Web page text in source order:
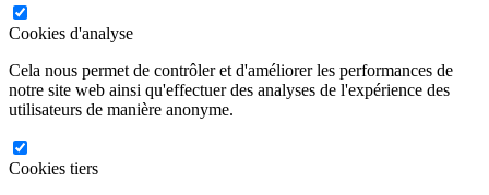
Cookies d'analyse
Cela nous permet de contrôler et d'améliorer les performances de
notre site web ainsi qu'effectuer des analyses de l'expérience des
utilisateurs de manière anonyme.
Cookies tiers